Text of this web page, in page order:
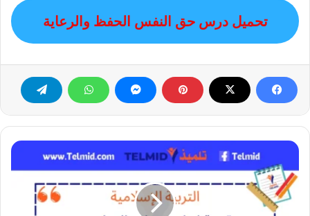
تحميل درس حق النفس الحفظ والرعاية
أنصح
وأحاور
بأدب:
قصة